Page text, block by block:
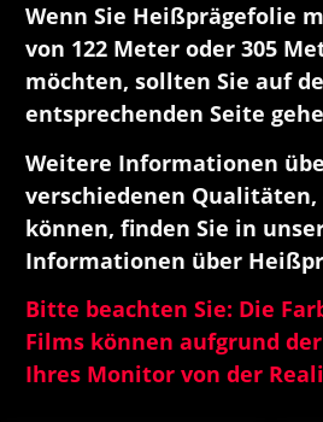
Wenn Sie Heißprägefolie
von 122 Meter oder 305
möchten, sollten Sie auf
entsprechenden Seite
Weitere Informationen
verschiedenen Qualitäten,
können, finden Sie in
Informationen über
Bitte beachten Sie: Die
Films können aufgrund
Ihres Monitor von der